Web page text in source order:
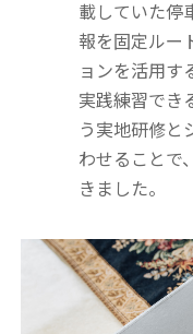
載していた停
報を固定ルー
ョンを活用す
実践練習でき
う実地研修と
わせることで
きました。